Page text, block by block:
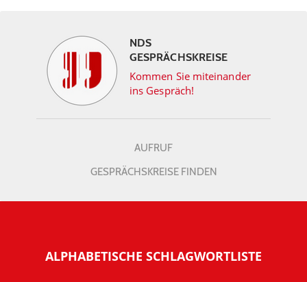
NDS
GESPRÄCHSKREISE
Kommen Sie miteinander
ins Gespräch!
AUFRUF
GESPRÄCHSKREISE FINDEN
ALPHABETISCHE SCHLAGWORTLISTE